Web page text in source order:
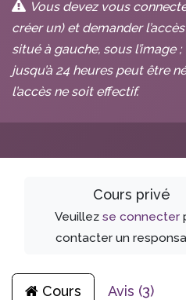
Vous devez vous
créer un) et demander
situé à gauche, sous l’image
jusqu’à 24 heures peut être
l’accès ne soit effectif.
Cours privé
Veuillez se connecter
contacter un
Cours Avis (3)